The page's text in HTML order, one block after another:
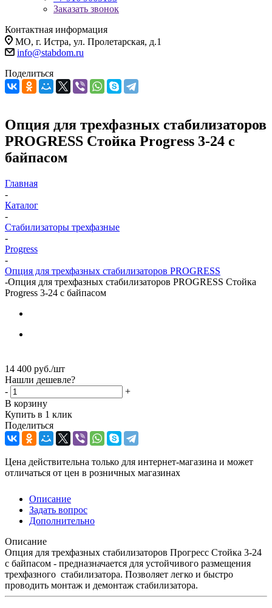
Заказать звонок
Контактная информация
МО, г. Истра, ул. Пролетарская, д.1
info@stabdom.ru
Поделиться
Опция для трехфазных стабилизаторов
PROGRESS Стойка Progress 3-24 с
байпасом
Главная
-
Каталог
-
Стабилизаторы трехфазные
-
Progress
-
Опция для трехфазных стабилизаторов PROGRESS
-Опция для трехфазных стабилизаторов PROGRESS Стойка
Progress 3-24 с байпасом
14 400 руб./шт
Нашли дешевле?
-
+
В корзину
Купить в 1 клик
Поделиться
Цена действительна только для интернет-магазина и может
отличаться от цен в розничных магазинах
Описание
Задать вопрос
Дополнительно
Описание
Опция для трехфазных стабилизаторов Прогресс Стойка 3-24
с байпасом - предназначается для устойчивого размещения
трехфазного стабилизатора. Позволяет легко и быстро
проводить монтаж и демонтаж стабилизатора.